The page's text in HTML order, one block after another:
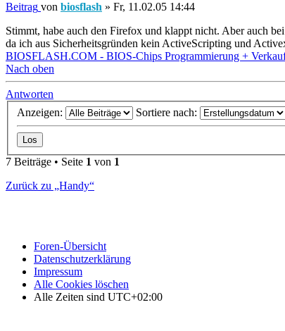
Beitrag von biosflash » Fr, 11.02.05 14:44
Stimmt, habe auch den Firefox und klappt nicht. Aber auch
da ich aus Sicherheitsgründen kein ActiveScripting und
BIOSFLASH.COM - BIOS-Chips Programmierung +
Nach oben
Antworten
Anzeigen:
Sortiere nach:
7 Beiträge • Seite 1 von 1
Zurück zu „Handy“
Foren-Übersicht
Datenschutzerklärung
Impressum
Alle Cookies löschen
Alle Zeiten sind UTC+02:00